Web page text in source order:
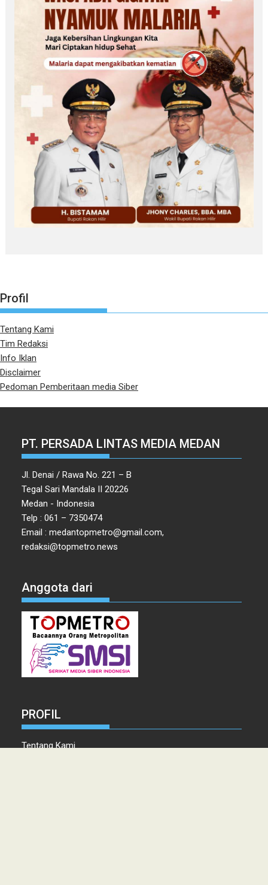
Profil
Tentang Kami
Tim Redaksi
Info Iklan
Disclaimer
Pedoman Pemberitaan media Siber
PT. PERSADA LINTAS MEDIA MEDAN
Jl. Denai / Rawa No. 221 – B
Tegal Sari Mandala II 20226
Medan - Indonesia
Telp : 061 – 7350474
Email : medantopmetro@gmail.com,
redaksi@topmetro.news
Anggota dari
PROFIL
Tentang Kami